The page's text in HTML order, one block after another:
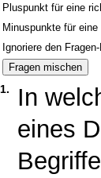
Pluspunkt für eine
Minuspunkte für
Ignoriere den
1.
In
eines